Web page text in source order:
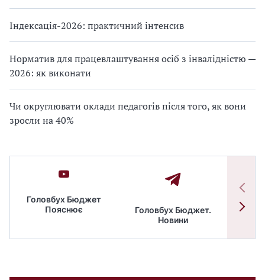
Індексація-2026: практичний інтенсив
Норматив для працевлаштування осіб з інвалідністю —
2026: як виконати
Чи округлювати оклади педагогів після того, як вони
зросли на 40%
Головбух Бюджет
Пояснює
Головбух Бюджет.
Новини